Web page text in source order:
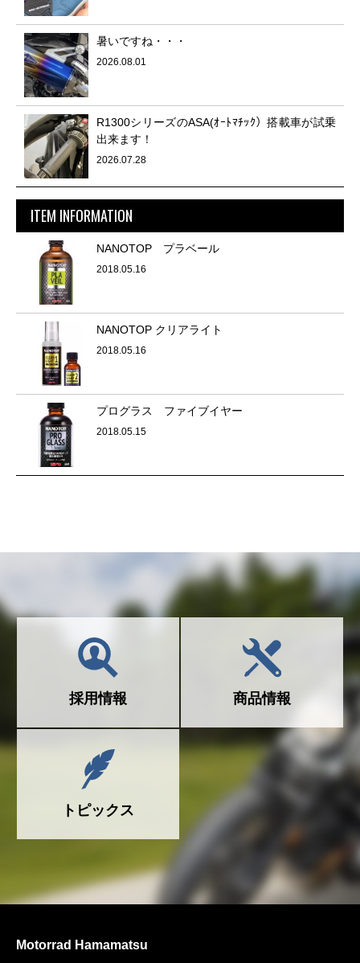
暑いですね・・・
2026.08.01
R1300シリーズのASA(ｵｰﾄﾏﾁｯｸ）搭載車が試乗
出来ます！
2026.07.28
ITEM INFORMATION
NANOTOP プラベール
2018.05.16
NANOTOP クリアライト
2018.05.16
プログラス ファイブイヤー
2018.05.15
採用情報 商品情報
トピックス
Motorrad Hamamatsu